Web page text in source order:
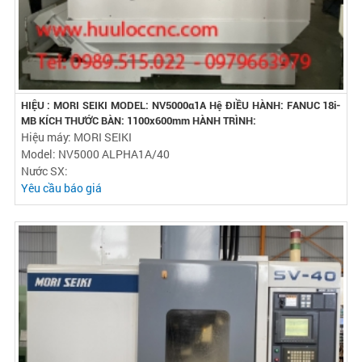
HIỆU : MORI SEIKI MODEL: NV5000α1A Hệ ĐIỀU HÀNH: FANUC 18i-
MB KÍCH THƯỚC BÀN: 1100x600mm HÀNH TRÌNH:
Hiệu máy: MORI SEIKI
Model: NV5000 ALPHA1A/40
Nước SX:
Yêu cầu báo giá